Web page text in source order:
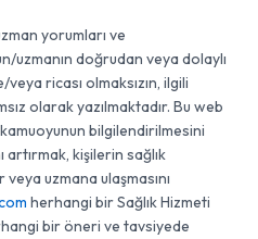
yorumları ve
doğrudan veya dolaylı
ricası olmaksızın, ilgili
olarak yazılmaktadır. Bu web
bilgilendirilmesini
artırmak, kişilerin sağlık
uzmana ulaşmasını
herhangi bir Sağlık Hizmeti
bir öneri ve tavsiyede